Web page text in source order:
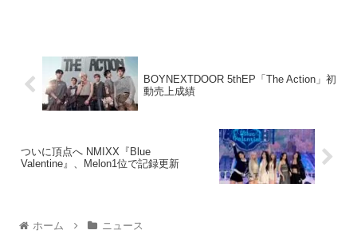
BOYNEXTDOOR 5thEP「The Action」初
動売上成績
ついに頂点へ NMIXX『Blue
Valentine』、Melon1位で記録更新
ホーム ニュース